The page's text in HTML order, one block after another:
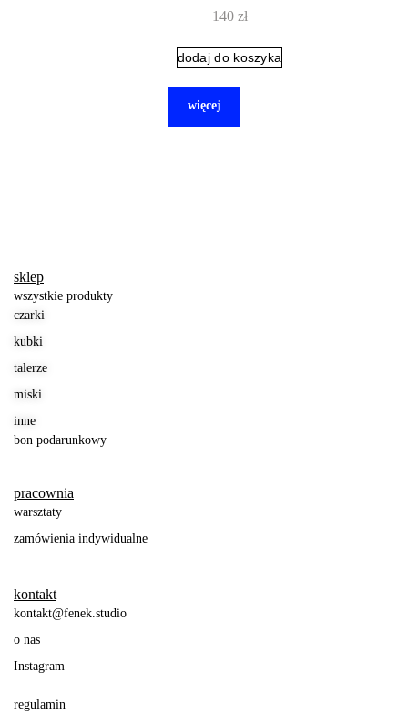
140 zł
dodaj do koszyka
więcej
sklep
wszystkie produkty
czarki
kubki
talerze
miski
inne
bon podarunkowy
pracownia
warsztaty
zamówienia indywidualne
kontakt
kontakt@fenek.studio
o nas
Instagram
regulamin